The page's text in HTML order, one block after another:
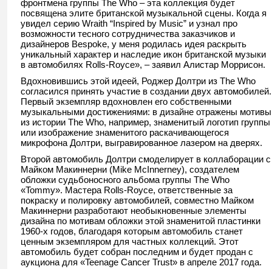
фронтмена группы The Who – эта коллекция будет
посвящена элите британской музыкальной сцены. Когда я
увидел серию Wraith “Inspired by Music” и узнал про
возможности тесного сотрудничества заказчиков и
дизайнеров Bespoke, у меня родилась идея раскрыть
уникальный характер и наследие икон британской музыки
в автомобилях Rolls-Royce», – заявил Алистар Моррисон.
Вдохновившись этой идеей, Роджер Долтри из The Who
согласился принять участие в создании двух автомобилей.
Первый экземпляр вдохновлен его собственными
музыкальными достижениями: в дизайне отражены мотивы
из истории The Who, например, знаменитый логотип группы
или изображение знаменитого раскачивающегося
микрофона Долтри, выгравированное лазером на дверях.
Второй автомобиль Долтри смоделирует в коллаборации с
Майком Макиннерни (Mike McInnerney), создателем
обложки судьбоносного альбома группы The Who
«Tommy». Мастера Rolls-Royce, ответственные за
покраску и полировку автомобилей, совместно Майком
Макиннерни разработают необыкновенные элементы
дизайна по мотивам обложки этой знаменитой пластинки
1960-х годов, благодаря которым автомобиль станет
ценным экземпляром для частных коллекций. Этот
автомобиль будет собран последним и будет продан с
аукциона для «Teenage Cancer Trust» в апреле 2017 года.